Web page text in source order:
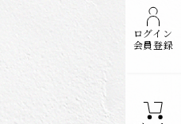
ログイン
会員登録